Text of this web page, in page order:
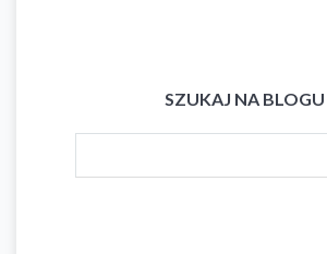
SZUKAJ NA BLOGU